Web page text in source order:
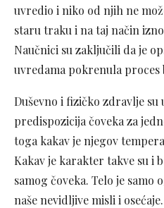
uvredio i niko od njih ne
staru traku i na taj način
Naučnici su zaključili da je
uvredama pokrenula proces
Duševno i fizičko zdravlje su
predispozicija čoveka za
toga kakav je njegov
Kakav je karakter takve su i
samog čoveka. Telo je samo
naše nevidljive misli i osećaje.